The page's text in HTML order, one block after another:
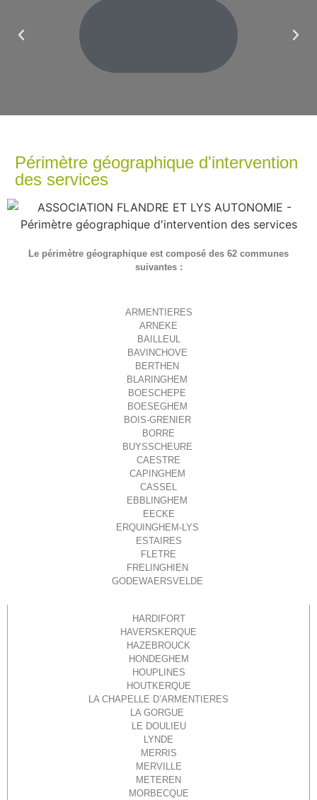
Périmètre géographique d'intervention
des services
Le périmètre géographique est composé des 62 communes
suivantes :
ARMENTIERES
ARNEKE
BAILLEUL
BAVINCHOVE
BERTHEN
BLARINGHEM
BOESCHEPE
BOESEGHEM
BOIS-GRENIER
BORRE
BUYSSCHEURE
CAESTRE
CAPINGHEM
CASSEL
EBBLINGHEM
EECKE
ERQUINGHEM-LYS
ESTAIRES
FLETRE
FRELINGHIEN
GODEWAERSVELDE
HARDIFORT
HAVERSKERQUE
HAZEBROUCK
HONDEGHEM
HOUPLINES
HOUTKERQUE
LA CHAPELLE D’ARMENTIERES
LA GORGUE
LE DOULIEU
LYNDE
MERRIS
MERVILLE
METEREN
MORBECQUE